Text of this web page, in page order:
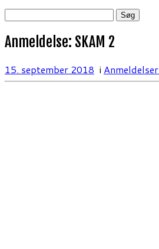
Søg
Anmeldelse: SKAM 2
15. september 2018 i Anmeldelser